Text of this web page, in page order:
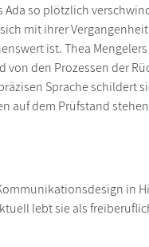
so plötzlich
mit ihrer Vergangenheit
ist. Thea
den Prozessen der
Sprache schildert
auf dem Prüfstand
in
lebt sie als